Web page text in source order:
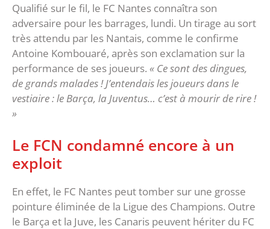
Qualifié sur le fil, le FC Nantes connaîtra son
adversaire pour les barrages, lundi. Un tirage au sort
très attendu par les Nantais, comme le confirme
Antoine Kombouaré, après son exclamation sur la
performance de ses joueurs. « Ce sont des dingues,
de grands malades ! J’entendais les joueurs dans le
vestiaire : le Barça, la Juventus… c’est à mourir de rire !
»
Le FCN condamné encore à un
exploit
En effet, le FC Nantes peut tomber sur une grosse
pointure éliminée de la Ligue des Champions. Outre
le Barça et la Juve, les Canaris peuvent hériter du FC